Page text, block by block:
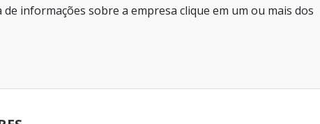
informações sobre a empresa clique em um ou mais dos